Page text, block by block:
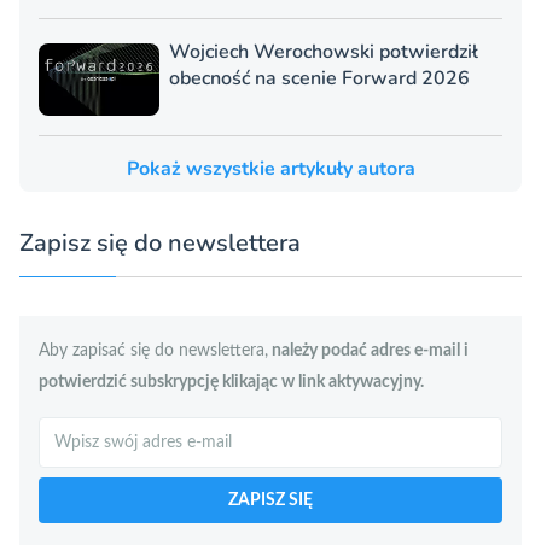
Wojciech Werochowski potwierdził
obecność na scenie Forward 2026
Pokaż wszystkie artykuły autora
Zapisz się do newslettera
Aby zapisać się do newslettera, należy podać adres e-mail i
potwierdzić subskrypcję klikając w link aktywacyjny.
ZAPISZ SIĘ